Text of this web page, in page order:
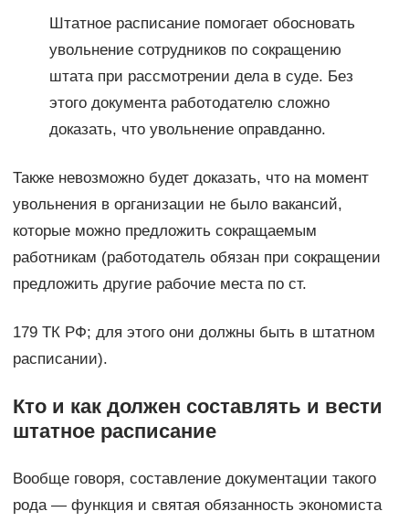
Штатное расписание помогает обосновать
увольнение сотрудников по сокращению
штата при рассмотрении дела в суде. Без
этого документа работодателю сложно
доказать, что увольнение оправданно.
Также невозможно будет доказать, что на момент
увольнения в организации не было вакансий,
которые можно предложить сокращаемым
работникам (работодатель обязан при сокращении
предложить другие рабочие места по ст.
179 ТК РФ; для этого они должны быть в штатном
расписании).
Кто и как должен составлять и вести
штатное расписание
Вообще говоря, составление документации такого
рода — функция и святая обязанность экономиста